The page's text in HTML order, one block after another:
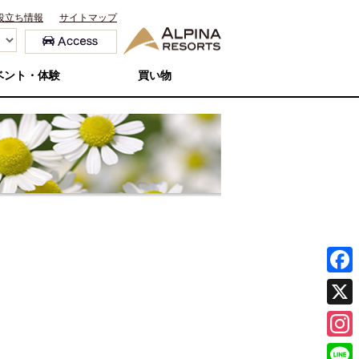
立ち情報 サイトマップ
ント・体験 買い物
F
a
c
X
I